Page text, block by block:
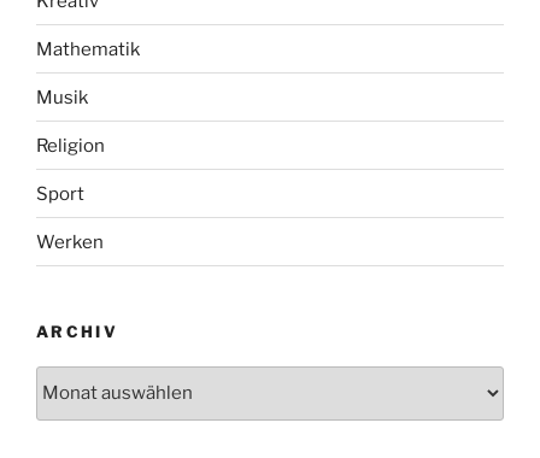
Mathematik
Musik
Religion
Sport
Werken
ARCHIV